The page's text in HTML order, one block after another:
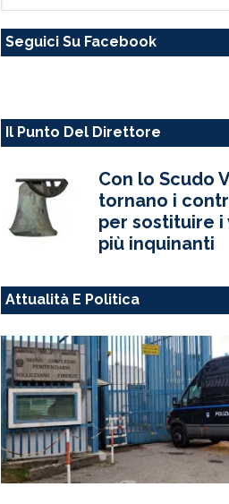
sito
Seguici Su Facebook
Il Punto Del Direttore
Con lo Scudo
tornano i
per sostituire i
più inquinanti
Attualità E Politica